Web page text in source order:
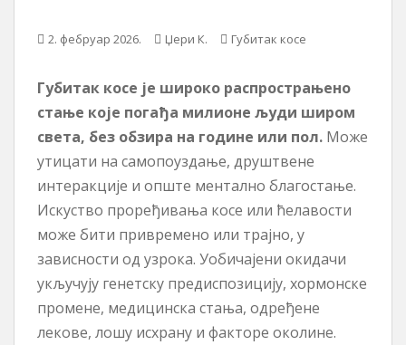
2. фебруар 2026. Џери К. Губитак косе
Губитак косе је широко распрострањено
стање које погађа милионе људи широм
света, без обзира на године или пол. Може
утицати на самопоуздање, друштвене
интеракције и опште ментално благостање.
Искуство проређивања косе или ћелавости
може бити привремено или трајно, у
зависности од узрока. Уобичајени окидачи
укључују генетску предиспозицију, хормонске
промене, медицинска стања, одређене
лекове, лошу исхрану и факторе околине.